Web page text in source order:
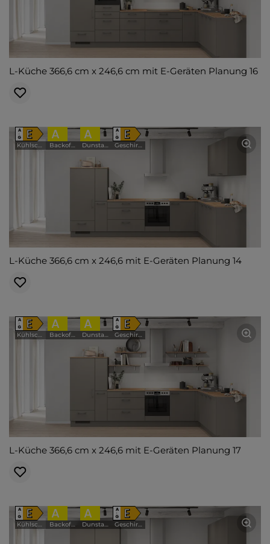
L-Küche 366,6 cm x 246,6 cm mit E-Geräten Planung 16
A
↑
G E
Kühlschrank
A
Backofen
A
Dunstabzugshaube
A
↑
G E
Geschirrspüler
L-Küche 366,6 cm x 246,6 mit E-Geräten Planung 14
A
↑
G E
Kühlschrank
A
Backofen
A
Dunstabzugshaube
A
↑
G E
Geschirrspüler
L-Küche 366,6 cm x 246,6 mit E-Geräten Planung 17
A
↑
G E
Kühlschrank
A
Backofen
A
Dunstabzugshaube
A
↑
G E
Geschirrspüler